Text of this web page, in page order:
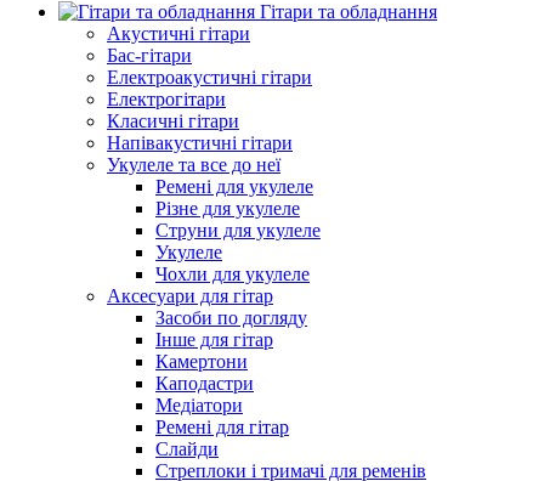
Гітари та обладнання
Акустичні гітари
Бас-гітари
Електроакустичні гітари
Електрогітари
Класичні гітари
Напівакустичні гітари
Укулеле та все до неї
Ремені для укулеле
Різне для укулеле
Струни для укулеле
Укулеле
Чохли для укулеле
Аксесуари для гітар
Засоби по догляду
Інше для гітар
Камертони
Каподастри
Медіатори
Ремені для гітар
Слайди
Стреплоки і тримачі для ременів